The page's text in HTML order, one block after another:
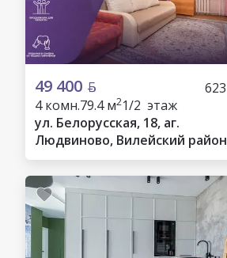
49 400 623
4 комн.79.4 м21/2 этаж
ул. Белорусская, 18, аг.
Людвиново, Вилейский район